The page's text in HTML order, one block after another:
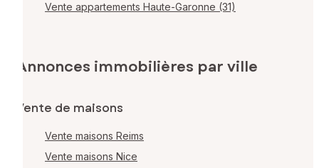
Vente appartements Haute-Garonne (31)
Annonces immobilières par ville
Vente de maisons
Vente maisons Reims
Vente maisons Nice